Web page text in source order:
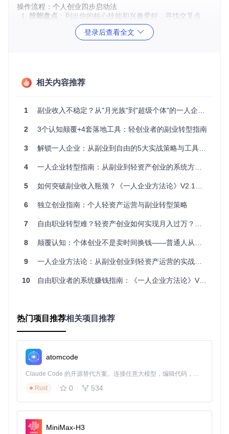
操作流程：个人创业四步启动法
技能盘点 ：列出你的核心技能和兴趣爱好，寻找交叉点
：通过最小可行性产品（MVP）测试市场需求
：将技能转化为可复用的数字资产
专业
营销
能否有效推广自己的产
流量获取
思维
化产品
手册
管理
能否平衡主业与副业 ⭐⭐⭐⭐
时间管理
工具
案例验证：知识付费领域的个人创业成功故事
李明是一名普通的UI设计师，每天朝九晚五的工作让他感到压
面设计和用户体验。他开发了一门《零基础UI设计入门》课
来稳定的被动收入，超过了他的主业工资。现在，他已经辞职
💡实用贴士：不要等到所有条件都成熟才开始创业，现在就行
⚠️注意事项：避免同时启动多个项目，专注于一个领域深耕，
才能在短时间内看到效果。
行动指引
找出你的核心优势和提升方向。
核心概念：资产化思维
登录后查看全文
相关内容推荐
1 副业收入不稳定？从"月光族"到"超级个体"的一人企业升级指南
2 3个认知颠覆+4套落地工具：轻创业者的副业转型指南
3 解锁一人企业：从副业到自由的5大实战策略与工具指南
4 一人企业转型指南：从副业到轻资产创业的系统方法论
5 如何突破副业收入瓶颈？《一人企业方法论》V2.1的系统进化之路
6 独立创业指南：个人轻资产运营与副业转型策略
7 自由职业转型难？轻资产创业如何实现月入过万？《一人企业方法论》V2.0实战指南
8 颠覆认知：个体创业不是卖时间换钱——普通人从副业到自由职业的破局指南
9 一人企业方法论：从副业创业到轻资产运营的实战指南
10 自由职业者的系统赚钱指南：《一人企业方法论》V2.1升级解析
热门项目推荐相关项目推荐
atomcode
Claude Code 的开源替代方案。连接任意大模型，编辑代码，运行命令，自动验证 — 全自动执行。用 Rust 构建，极致性能。 ｜ An open-source alternative to Claude Code. Connect any LLM, edit code, run commands, and verify changes — autonomously. Built in Rust for speed. Get Started
Rust
0 534
MiniMax-H3